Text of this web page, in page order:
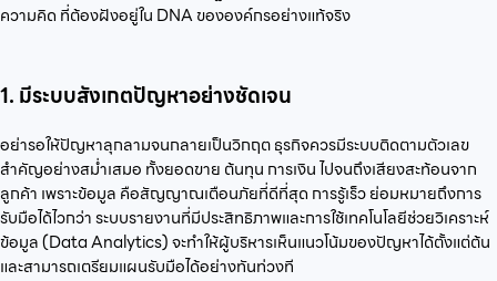
ความคิด ที่ต้องฝังอยู่ใน DNA ขององค์กรอย่างแท้จริง
1. มีระบบสังเกตปัญหาอย่างชัดเจน
อย่ารอให้ปัญหาลุกลามจนกลายเป็นวิกฤต ธุรกิจควรมีระบบติดตามตัวเลข
สำคัญอย่างสม่ำเสมอ ทั้งยอดขาย ต้นทุน การเงิน ไปจนถึงเสียงสะท้อนจาก
ลูกค้า เพราะข้อมูล คือสัญญาณเตือนภัยที่ดีที่สุด การรู้เร็ว ย่อมหมายถึงการ
รับมือได้ไวกว่า ระบบรายงานที่มีประสิทธิภาพและการใช้เทคโนโลยีช่วยวิเคราะห์
ข้อมูล (Data Analytics) จะทำให้ผู้บริหารเห็นแนวโน้มของปัญหาได้ตั้งแต่ต้น
และสามารถเตรียมแผนรับมือได้อย่างทันท่วงที